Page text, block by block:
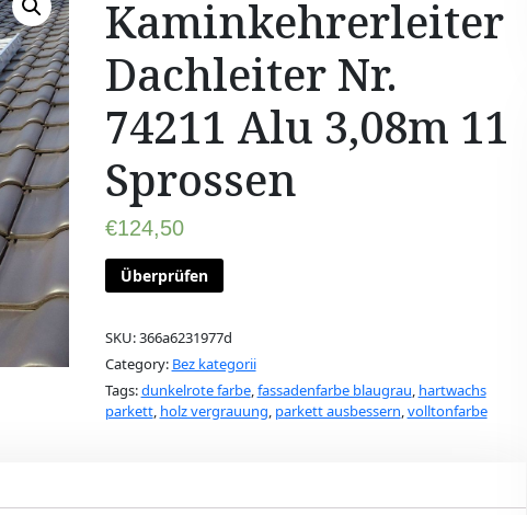
Kaminkehrerleiter
Dachleiter Nr.
74211 Alu 3,08m 11
Sprossen
€124,50
Überprüfen
SKU:366a6231977d
Category: Bez kategorii
Tags:dunkelrote farbe,fassadenfarbe blaugrau, hartwachs
parkett, holz vergrauung, parkett ausbessern,volltonfarbe